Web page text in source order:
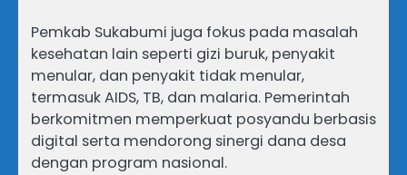
Pemkab Sukabumi juga fokus pada masalah
kesehatan lain seperti gizi buruk, penyakit
menular, dan penyakit tidak menular,
termasuk AIDS, TB, dan malaria. Pemerintah
berkomitmen memperkuat posyandu berbasis
digital serta mendorong sinergi dana desa
dengan program nasional.